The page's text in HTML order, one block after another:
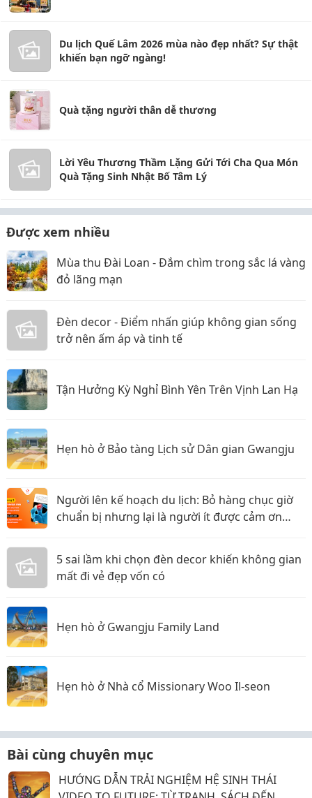
Du lịch Quế Lâm 2026 mùa nào đẹp nhất? Sự thật
khiến bạn ngỡ ngàng!
Quà tặng người thân dễ thương
Lời Yêu Thương Thầm Lặng Gửi Tới Cha Qua Món
Quà Tặng Sinh Nhật Bố Tâm Lý
Được xem nhiều
Mùa thu Đài Loan - Đắm chìm trong sắc lá vàng
đỏ lãng mạn
Đèn decor - Điểm nhấn giúp không gian sống
trở nên ấm áp và tinh tế
Tận Hưởng Kỳ Nghỉ Bình Yên Trên Vịnh Lan Hạ
Hẹn hò ở Bảo tàng Lịch sử Dân gian Gwangju
Người lên kế hoạch du lịch: Bỏ hàng chục giờ
chuẩn bị nhưng lại là người ít được cảm ơn
5 sai lầm khi chọn đèn decor khiến không gian
mất đi vẻ đẹp vốn có
Hẹn hò ở Gwangju Family Land
Hẹn hò ở Nhà cổ Missionary Woo Il-seon
Bài cùng chuyên mục
HƯỚNG DẪN TRẢI NGHIỆM HỆ SINH THÁI